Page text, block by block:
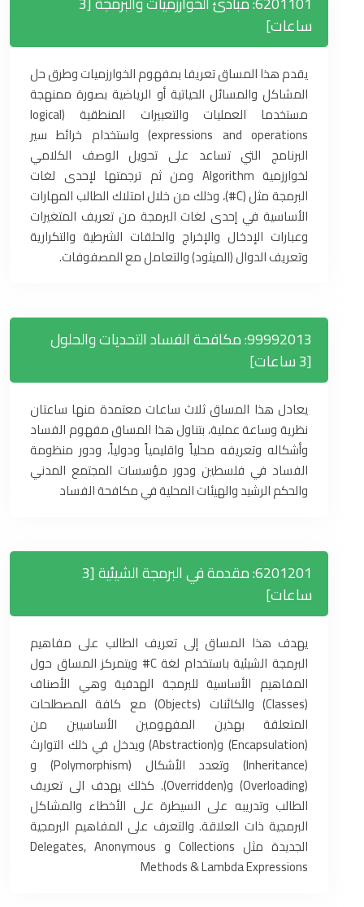
ساعات]
يقدم هذا المساق تعريفا بمفهوم الخوارزميات وطرق حل
المشاكل والمسائل الحياتية أو الرياضية بصورة ممنهجة
مستخدما العمليات والتعبيرات المنطقية (logical
expressions and operations) واستخدام خرائط سير
البرنامج التي تساعد على تحويل الوصف الكلامي
لخوارزمية Algorithm ومن ثم ترجمتها لإحدى لغات
البرمجة مثل (C#)، وذلك من خلال امتلاك الطالب المهارات
الأساسية في إحدى لغات البرمجة من تعريف المتغيرات
وعبارات الإدخال والإخراج والحلقات الشرطية والتكرارية
وتعريف الدوال (الميثود) والتعامل مع المصفوفات.
99992013: مكافحة الفساد التحديات والحلول
[3 ساعات]
يعادل هذا المساق ثلاث ساعات معتمدة منها ساعتان
نظرية وساعة عملية، بتناول هذا المساق مفهوم الفساد
وأشكاله وتعريفه محلياً واقليمياً ودولياً، ودور منظومة
الفساد في فلسطين ودور مؤسسات المجتمع المدني
والحكم الرشيد والهيئات المحلية في مكافحة الفساد
6201201: مقدمة في البرمجة الشيئية [3
ساعات]
يهدف هذا المساق إلى تعريف الطالب على مفاهيم
البرمجة الشيئية باستخدام لغة C# ويتمركز المساق حول
المفاهيم الأساسية للبرمجة الهدفية وهي الأصناف
(Classes) والكائنات (Objects) مع كافة المصطلحات
المتعلقة بهذين المفهومين الأساسيين من
(Encapsulation) و(Abstraction) ويدخل في ذلك التوارث
(Inheritance) وتعدد الأشكال (Polymorphism) و
(Overloading) و(Overridden). كذلك يهدف الى تعريف
الطالب وتدريبه على السيطرة على الأخطاء والمشاكل
البرمجية ذات العلاقة. والتعرف على المفاهيم البرمجية
الجديدة مثل Collections و Delegates, Anonymous
Methods & Lambda Expressions